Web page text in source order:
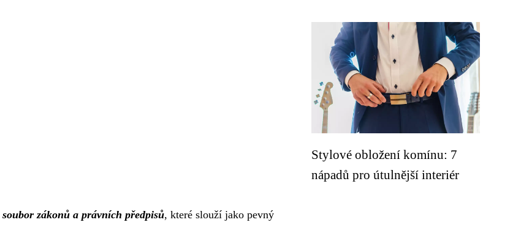
soubor zákonů a právních předpisů, které slouží jako pevný
Stylové obložení komínu: 7
nápadů pro útulnější interiér